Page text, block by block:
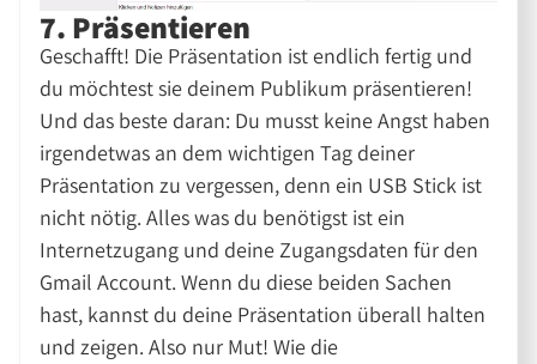
7. Präsentieren
Geschafft! Die Präsentation ist endlich fertig und
du möchtest sie deinem Publikum präsentieren!
Und das beste daran: Du musst keine Angst haben
irgendetwas an dem wichtigen Tag deiner
Präsentation zu vergessen, denn ein USB Stick ist
nicht nötig. Alles was du benötigst ist ein
Internetzugang und deine Zugangsdaten für den
Gmail Account. Wenn du diese beiden Sachen
hast, kannst du deine Präsentation überall halten
und zeigen. Also nur Mut! Wie die